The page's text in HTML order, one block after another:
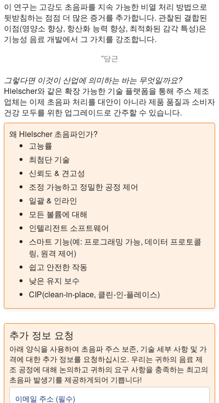
이 연구는 고강도 초음파를 지속 가능한 비열 처리 방법으로
뒷받침하는 점점 더 많은 증거를 추가합니다. 관찰된 결합된
이점(영양소 향상, 항산화 능력 향상, 최적화된 감각 특성)은
기능성 음료 개발에서 그 가치를 강조합니다.
"당근
그렇다면 이것이 산업에 의미하는 바는 무엇일까요?
Hielscher와 같은 확장 가능한 기술 플랫폼을 통해 주스 제조
업체는 이제 초음파 처리를 대안이 아니라 제품 품질과 소비자
건강 모두를 위한 업그레이드로 간주할 수 있습니다.
왜 Hielscher 초음파인가?
고능률
최첨단 기술
신뢰도 & 견고성
조정 가능하고 정밀한 공정 제어
일괄 & 인라인
모든 볼륨에 대해
인텔리전트 소프트웨어
스마트 기능(예: 프로그래밍 가능, 데이터 프로토콜
링, 원격 제어)
쉽고 안전한 작동
낮은 유지 보수
CIP(clean-in-place, 클린-인-플레이스)
추가 정보 요청
아래 양식을 사용하여 초음파 주스 보존, 기술 세부 사항 및 가
격에 대한 추가 정보를 요청하십시오. 우리는 귀하의 음료 제
조 공정에 대해 논의하고 귀하의 요구 사항을 충족하는 최고의
초음파 발생기를 제공하게되어 기쁩니다!
이메일 주소 (필수)